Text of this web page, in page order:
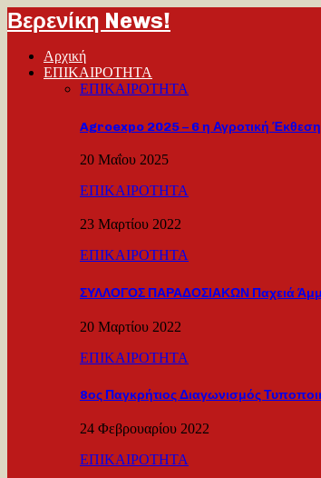
Βερενίκη News!
Αρχική
ΕΠΙΚΑΙΡΟΤΗΤΑ
ΕΠΙΚΑΙΡΟΤΗΤΑ
Agroexpo 2025 – 6 η Αγροτική Έκθεση
20 Μαΐου 2025
ΕΠΙΚΑΙΡΟΤΗΤΑ
23 Μαρτίου 2022
ΕΠΙΚΑΙΡΟΤΗΤΑ
ΣΥΛΛΟΓΟΣ ΠΑΡΑΔΟΣΙΑΚΩΝ Παχειά
20 Μαρτίου 2022
ΕΠΙΚΑΙΡΟΤΗΤΑ
8ος Παγκρήτιος Διαγωνισμός
24 Φεβρουαρίου 2022
ΕΠΙΚΑΙΡΟΤΗΤΑ